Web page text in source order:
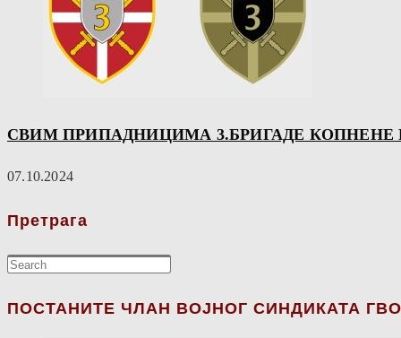
СВИМ ПРИПАДНИЦИМА 3.БРИГАДЕ КОПНЕНЕ
07.10.2024
Претрага
ПОСТАНИТЕ ЧЛАН ВОЈНОГ СИНДИКАТА